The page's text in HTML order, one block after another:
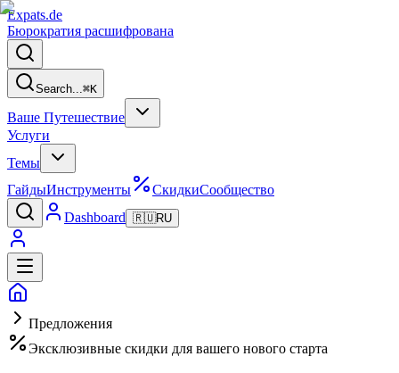
Expats.de
Бюрократия расшифрована
Search...⌘K
Ваше Путешествие
Услуги
Темы
ГайдыИнструменты СкидкиСообщество
Dashboard 🇷🇺RU
Предложения
Эксклюзивные скидки для вашего нового старта